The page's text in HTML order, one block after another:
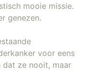
mooie missie.
genezen.
voor eens
ze nooit, maar